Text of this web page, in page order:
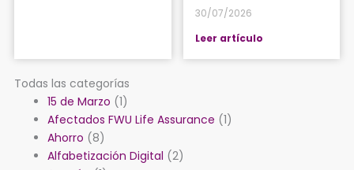
30/07/2026
Leer artículo
Todas las categorías
15 de Marzo (1)
Afectados FWU Life Assurance (1)
Ahorro (8)
Alfabetización Digital (2)